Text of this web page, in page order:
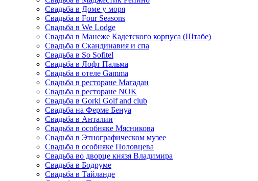
Свадьба в Доме у моря
Свадьба в Four Seasons
Свадьба в We Lodge
Свадьба в Манеже Кадетского корпуса (Штабе)
Свадьба в Скандинавия и спа
Свадьба в So Sofitel
Свадьба в Лофт Пальма
Свадьба в отеле Gamma
Свадьба в ресторане Магадан
Свадьба в ресторане NOK
Свадьба в Gorki Golf and club
Свадьба на Ферме Бенуа
Свадьба в Анталии
Свадьба в особняке Мясникова
Свадьба в Этнографическом музее
Свадьба в особняке Половцева
Свадьба во дворце князя Владимира
Свадьба в Бодруме
Свадьба в Тайланде